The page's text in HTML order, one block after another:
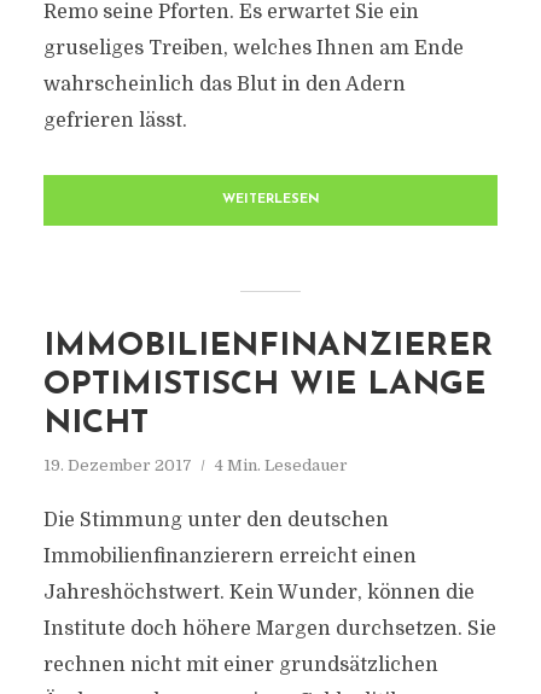
Remo seine Pforten. Es erwartet Sie ein
gruseliges Treiben, welches Ihnen am Ende
wahrscheinlich das Blut in den Adern
gefrieren lässt.
WEITERLESEN
IMMOBILIENFINANZIERER
OPTIMISTISCH WIE LANGE
NICHT
19. Dezember 2017 4 Min. Lesedauer
Die Stimmung unter den deutschen
Immobilienfinanzierern erreicht einen
Jahreshöchstwert. Kein Wunder, können die
Institute doch höhere Margen durchsetzen. Sie
rechnen nicht mit einer grundsätzlichen